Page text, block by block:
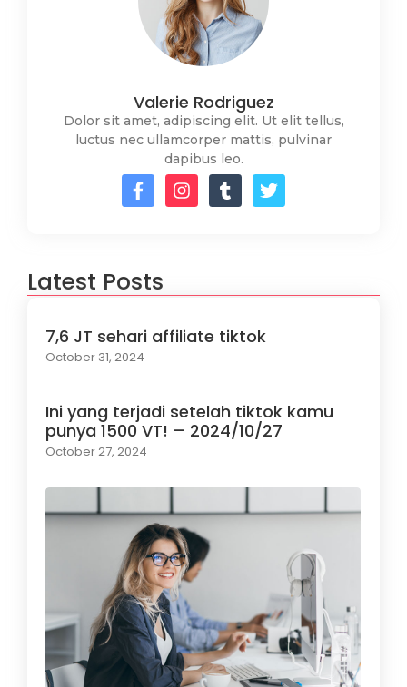
Valerie Rodriguez
Dolor sit amet, adipiscing elit. Ut elit tellus,
luctus nec ullamcorper mattis, pulvinar
dapibus leo.
Latest Posts
7,6 JT sehari affiliate tiktok
October 31, 2024
Ini yang terjadi setelah tiktok kamu
punya 1500 VT! – 2024/10/27
October 27, 2024